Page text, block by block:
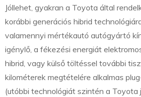
Jóllehet, gyakran a Toyota által
korábbi generációs hibrid
valamennyi mértékautó autógyártó
igénylő, a fékezési energiát
hibrid, vagy külső töltéssel további
kilométerek megtételére alkalmas
(utóbbi technológiát szintén a Toyota